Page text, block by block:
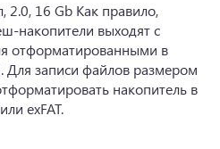
2.0, 16 Gb Как правило,
накопители выходят с
отформатированными в
Для записи файлов размером
накопитель в
exFAT.